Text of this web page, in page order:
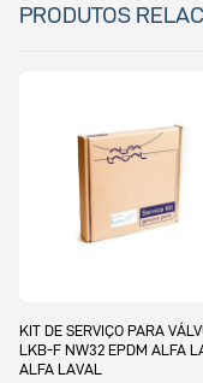
PRODUTOS
KIT DE SERVIÇO PARA
LKB-F NW32 EPDM ALFA
ALFA LAVAL